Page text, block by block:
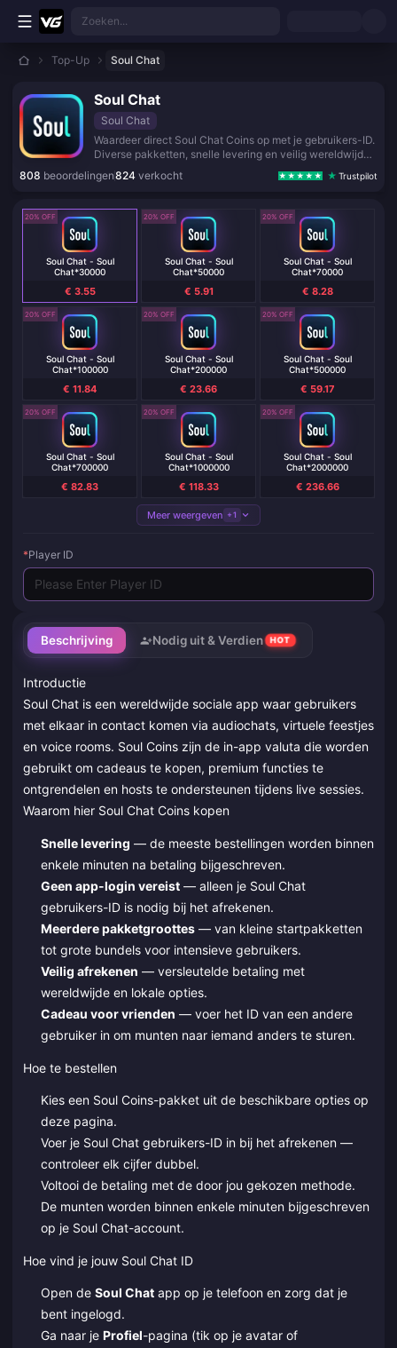
Ga direct naar de hoofdinhoud
Zoeken...
Top-Up Soul Chat
Soul Chat
Soul Chat
Waardeer direct Soul Chat Coins op met je gebruikers-ID.
Diverse pakketten, snelle levering en veilig wereldwijd
betalen — inloggen in de app is niet nodig.
808 beoordelingen824 verkocht Trustpilot
Beschrijving Nodig uit & Verdien HOT
Introductie
Soul Chat is een wereldwijde sociale app waar gebruikers
met elkaar in contact komen via audiochats, virtuele feestjes
en voice rooms. Soul Coins zijn de in-app valuta die worden
gebruikt om cadeaus te kopen, premium functies te
ontgrendelen en hosts te ondersteunen tijdens live sessies.
Waarom hier Soul Chat Coins kopen
Snelle levering — de meeste bestellingen worden binnen
enkele minuten na betaling bijgeschreven.
Geen app-login vereist— alleen je Soul Chat
gebruikers-ID is nodig bij het afrekenen.
Meerdere pakketgroottes— van kleine startpakketten
tot grote bundels voor intensieve gebruikers.
Veilig afrekenen — versleutelde betaling met
wereldwijde en lokale opties.
Cadeau voor vrienden — voer het ID van een andere
gebruiker in om munten naar iemand anders te sturen.
Hoe te bestellen
Kies een Soul Coins-pakket uit de beschikbare opties op
deze pagina.
Voer je Soul Chat gebruikers-ID in bij het afrekenen —
controleer elk cijfer dubbel.
Voltooi de betaling met de door jou gekozen methode.
De munten worden binnen enkele minuten bijgeschreven
op je Soul Chat-account.
Hoe vind je jouw Soul Chat ID
Open de Soul Chatapp op je telefoon en zorg dat je
bent ingelogd.
Ga naar je Profiel-pagina (tik op je avatar of
20% OFF
Soul Chat - Soul
Chat*30000
€ 3.55
20% OFF
Soul Chat - Soul
Chat*50000
€ 5.91
20% OFF
Soul Chat - Soul
Chat*70000
€ 8.28
20% OFF
Soul Chat - Soul
Chat*100000
€ 11.84
20% OFF
Soul Chat - Soul
Chat*200000
€ 23.66
20% OFF
Soul Chat - Soul
Chat*500000
€ 59.17
20% OFF
Soul Chat - Soul
Chat*700000
€ 82.83
20% OFF
Soul Chat - Soul
Chat*1000000
€ 118.33
20% OFF
Soul Chat - Soul
Chat*2000000
€ 236.66
Meer weergeven +1
*Player ID